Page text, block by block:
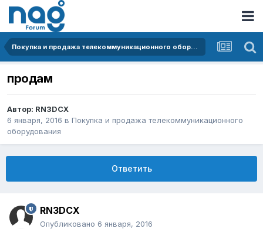
Покупка и продажа телекоммуникационного оборудования
продам
Автор: RN3DCX
6 января, 2016 в Покупка и продажа телекоммуникационного
оборудования
Ответить
RN3DCX
Опубликовано 6 января, 2016